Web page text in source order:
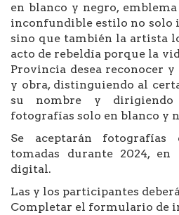
en blanco y negro,
inconfundible estilo no solo
sino que también la artista
acto de rebeldía porque la
Provincia desea reconocer
y obra, distinguiendo al
su nombre y
fotografías solo en blanco y
Se aceptarán
tomadas durante 2024,
digital.
Las y los participantes
Completar el formulario de